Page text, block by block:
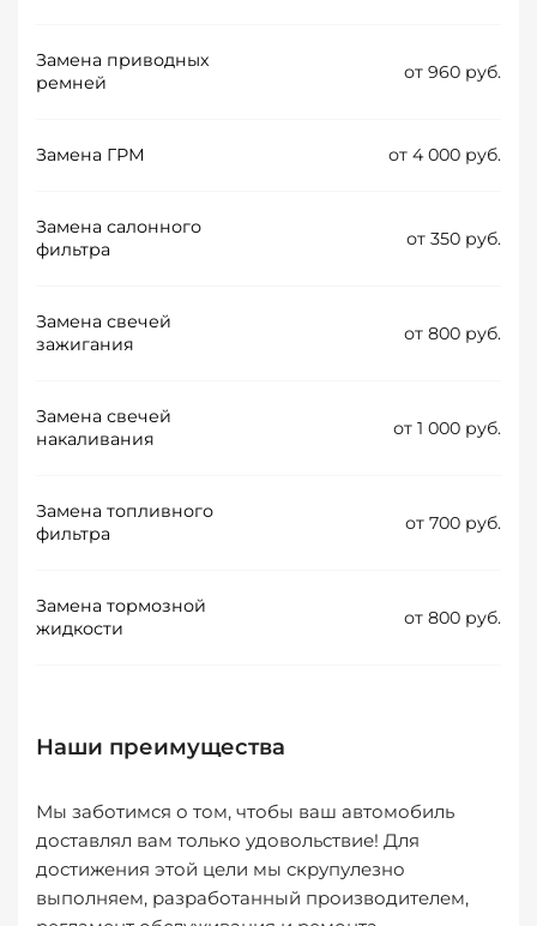
Замена приводных
ремней
от 960 руб.
Замена ГРМ от 4 000 руб.
Замена салонного
фильтра
от 350 руб.
Замена свечей
зажигания
от 800 руб.
Замена свечей
накаливания
от 1 000 руб.
Замена топливного
фильтра
от 700 руб.
Замена тормозной
жидкости
от 800 руб.
Наши преимущества
Мы заботимся о том, чтобы ваш автомобиль
доставлял вам только удовольствие! Для
достижения этой цели мы скрупулезно
выполняем, разработанный производителем,